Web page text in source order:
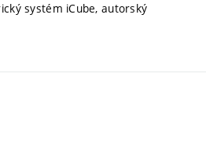
systém iCube, autorský